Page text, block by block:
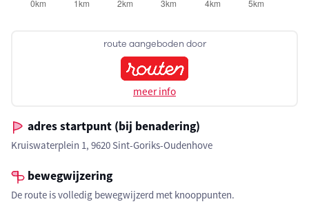
route aangeboden door
meer info
adres startpunt (bij benadering)
Kruiswaterplein 1, 9620 Sint-Goriks-Oudenhove
bewegwijzering
De route is volledig bewegwijzerd met knooppunten.